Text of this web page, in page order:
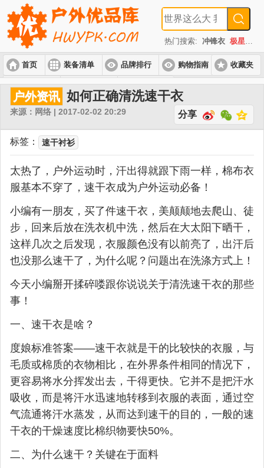
热门搜索: 冲锋衣 极星
首页 装备清单 品牌排行 购物指南
入门套装 进阶套装 高端套装
收藏夹
户外资讯 如何正确清洗速干衣
分享
来源：网络 | 2017-02-02 20:29
标签： 速干衬衫
太热了，户外运动时，汗出得就跟下雨一样，棉布衣
服基本不穿了，速干衣成为户外运动必备！
小编有一朋友，买了件速干衣，美颠颠地去爬山、徒
步，回来后放在洗衣机中洗，然后在大太阳下晒干，
这样几次之后发现，衣服颜色没有以前亮了，出汗后
也没那么速干了，为什么呢？问题出在洗涤方式上！
今天小编掰开揉碎喽跟你说说关于清洗速干衣的那些
事！
一、速干衣是啥？
度娘标准答案——速干衣就是干的比较快的衣服，与
毛质或棉质的衣物相比，在外界条件相同的情况下，
更容易将水分挥发出去，干得更快。它并不是把汗水
吸收，而是将汗水迅速地转移到衣服的表面，通过空
气流通将汗水蒸发，从而达到速干的目的，一般的速
干衣的干燥速度比棉织物要快50%。
二、为什么速干？关键在于面料